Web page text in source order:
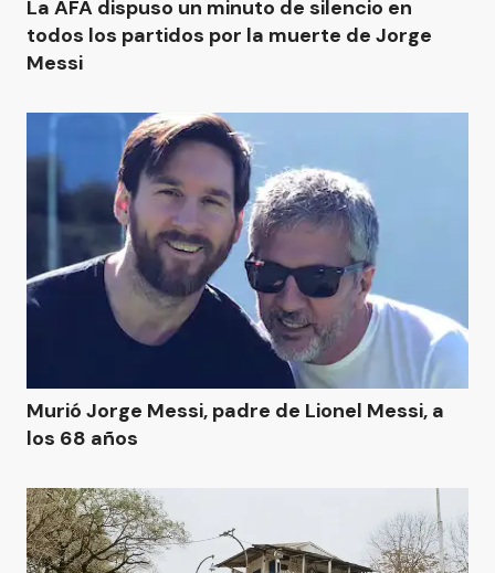
La AFA dispuso un minuto de silencio en
todos los partidos por la muerte de Jorge
Messi
Murió Jorge Messi, padre de Lionel Messi, a
los 68 años